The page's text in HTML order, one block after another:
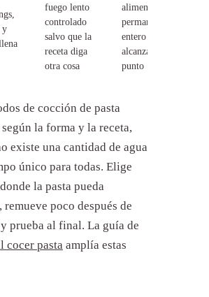
y
fuego lento
controlado
salvo que la
receta diga
otra cosa
alimento
permanece
entero y
alcanza su
punto
de cocción de pasta
la forma y la receta,
existe una cantidad de agua
único para todas. Elige
la pasta pueda
remueve poco después de
prueba al final. La guía de
cocer pasta amplía estas